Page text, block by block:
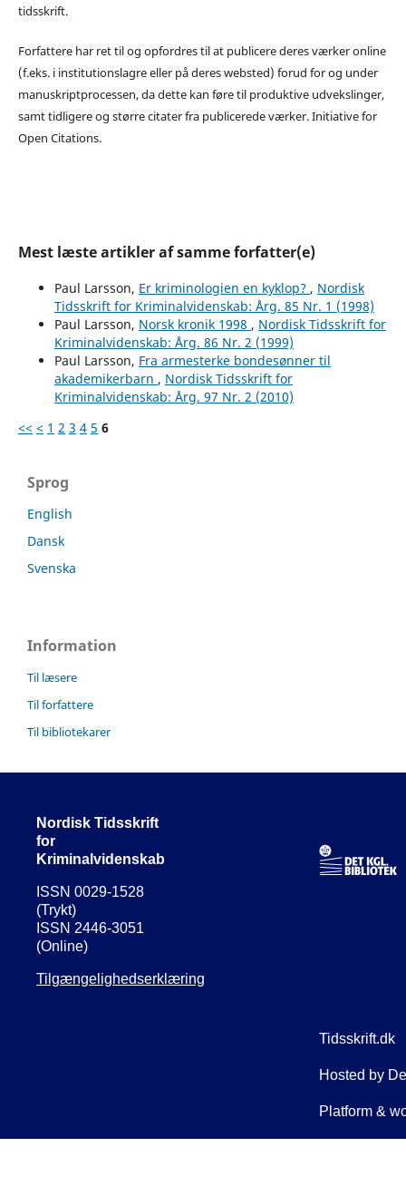
tidsskrift.
Forfattere har ret til og opfordres til at publicere deres værker online
(f.eks. i institutionslagre eller på deres websted) forud for og under
manuskriptprocessen, da dette kan føre til produktive udvekslinger,
samt tidligere og større citater fra publicerede værker. Initiative for
Open Citations.
Mest læste artikler af samme forfatter(e)
Paul Larsson, Er kriminologien en kyklop? , Nordisk
Tidsskrift for Kriminalvidenskab: Årg. 85 Nr. 1 (1998)
Paul Larsson, Norsk kronik 1998 , Nordisk Tidsskrift for
Kriminalvidenskab: Årg. 86 Nr. 2 (1999)
Paul Larsson, Fra armesterke bondesønner til
akademikerbarn , Nordisk Tidsskrift for
Kriminalvidenskab: Årg. 97 Nr. 2 (2010)
<< < 1 2 3 4 5 6
Sprog
English
Dansk
Svenska
Information
Til læsere
Til forfattere
Til bibliotekarer
Nordisk Tidsskrift
for
Kriminalvidenskab
ISSN 0029-1528
(Trykt)
ISSN 2446-3051
(Online)
Tilgængelighedserklæring